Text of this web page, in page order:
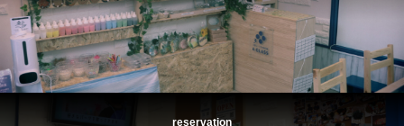
reservation